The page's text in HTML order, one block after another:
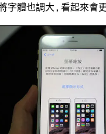
字體也調大 , 看起來會